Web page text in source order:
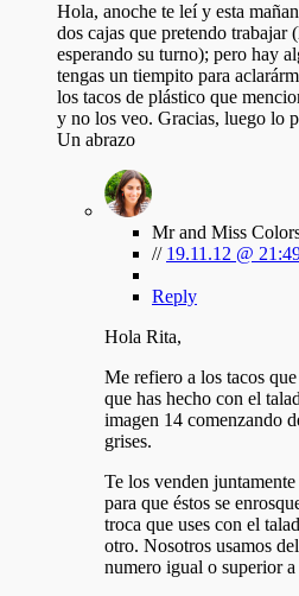
Hola, anoche te leí y esta
dos cajas que pretendo trabajar
esperando su turno); pero hay
tengas un tiempito para
los tacos de plástico que
y no los veo. Gracias, luego lo
Un abrazo
Mr and Miss
// 19.11.12 @
Reply
Hola Rita,
Me refiero a los tacos
que has hecho con el
imagen 14 comenzando
grises.
Te los venden
para que éstos se
troca que uses con el
otro. Nosotros usamos
numero igual o superior a